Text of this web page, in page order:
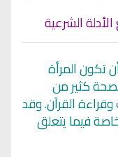
الشرعية
تكون المرأة
كثير من
القرآن. وقد
فيما يتعلق